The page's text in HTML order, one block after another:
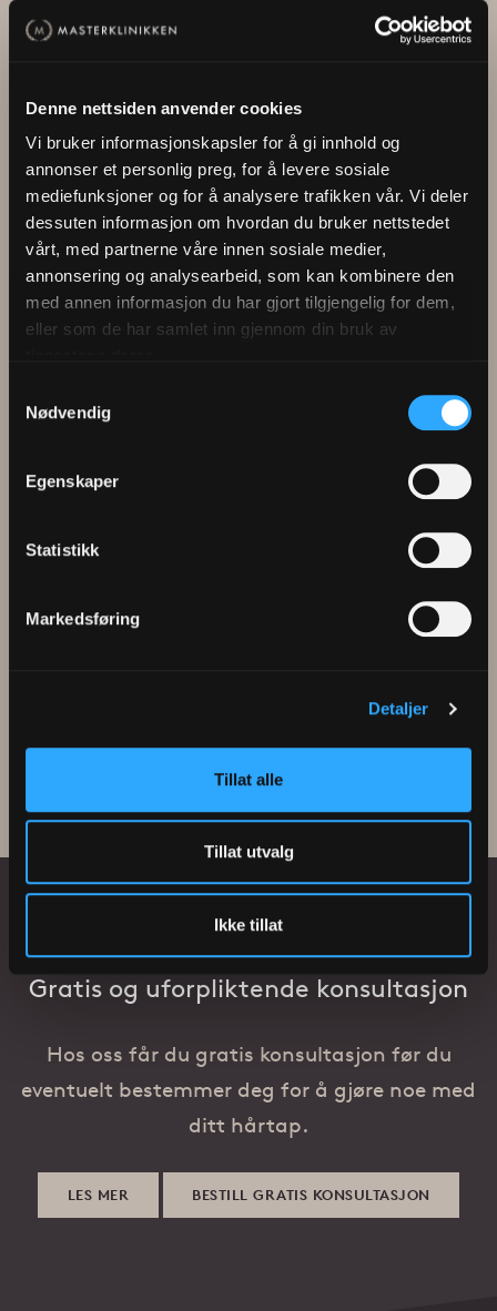
Denne nettsiden anvender cookies
Vi bruker informasjonskapsler for å gi innhold og
annonser et personlig preg, for å levere sosiale
mediefunksjoner og for å analysere trafikken vår. Vi deler
dessuten informasjon om hvordan du bruker nettstedet
vårt, med partnerne våre innen sosiale medier,
annonsering og analysearbeid, som kan kombinere den
med annen informasjon du har gjort tilgjengelig for dem,
eller som de har samlet inn gjennom din bruk av
Nødvendig
Egenskaper
Statistikk
Markedsføring
Detaljer
Tillat alle
Tillat utvalg
Ikke tillat
gjøre det.
Mats.
Flere kundehistorier
Jonas Hellesøy
Petter Vermeli
Gratis og uforpliktende konsultasjon
Hos oss får du gratis konsultasjon før du
eventuelt bestemmer deg for å gjøre noe med
ditt hårtap.
LES MER BESTILL GRATIS KONSULTASJON